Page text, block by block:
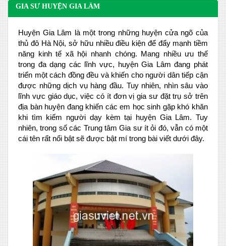
GIA SƯ HUYỆN GIA LÂM
Huyện Gia Lâm là một trong những huyện cửa ngõ của
thủ đô Hà Nội, sở hữu nhiều điều kiện để đẩy mạnh tiềm
năng kinh tế xã hội nhanh chóng. Mang nhiều ưu thế
trong đa dạng các lĩnh vực, huyện Gia Lâm đang phát
triển một cách đồng đều và khiến cho người dân tiếp cận
được những dịch vụ hàng đầu. Tuy nhiên, nhìn sâu vào
lĩnh vực giáo dục, việc có ít đơn vị gia sư đặt trụ sở trên
địa bàn huyện đang khiến các em học sinh gặp khó khăn
khi tìm kiếm người dạy kèm tại huyện Gia Lâm. Tuy
nhiên, trong số các Trung tâm Gia sư ít ỏi đó, vẫn có một
cái tên rất nổi bật sẽ được bật mí trong bài viết dưới đây.